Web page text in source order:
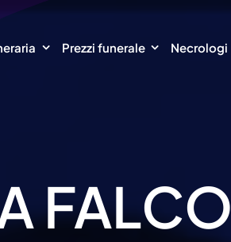
Prezzi funerale Necrologi
FALCO